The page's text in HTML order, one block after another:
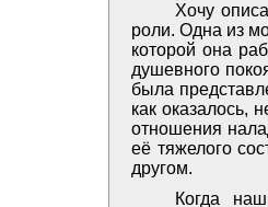
Хочу
роли. Одна из
которой она
душевного
была
как оказалось,
отношения
её тяжелого
другом.
Когда